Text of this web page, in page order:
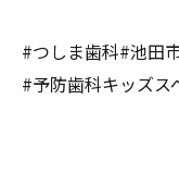
#つしま歯科#池田
#予防歯科キッズス